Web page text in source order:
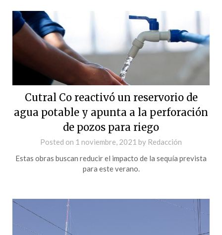
Cutral Co reactivó un reservorio de
agua potable y apunta a la perforación
de pozos para riego
Posted on 1 noviembre, 2021 by Redacción
Estas obras buscan reducir el impacto de la sequía prevista
para este verano.